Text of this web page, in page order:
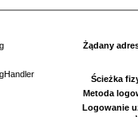
Żądany
Ścieżka
Metoda
Logowanie